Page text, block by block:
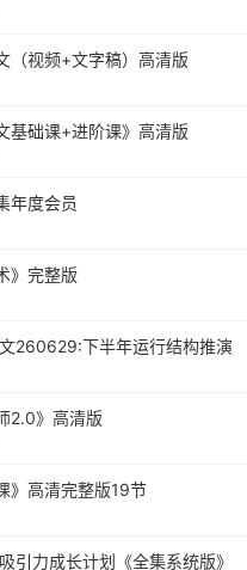
（视频+文字稿）高清版
基础课+进阶课》高清版
年度会员
》完整版
260629:下半年运行结构推演
2.0》高清版
》高清完整版19节
引力成长计划《全集系统版》